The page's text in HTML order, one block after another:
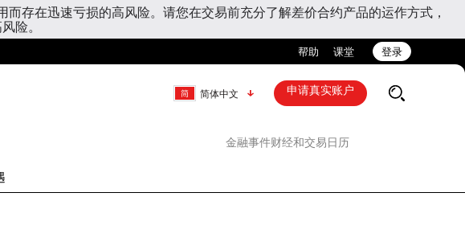
存在迅速亏损的高风险。请您在交易前充分了解差价合约产品的运作方式，
险。
帮助 课堂 登录
简体中文 申请真实账户
金融事件财经和交易日历